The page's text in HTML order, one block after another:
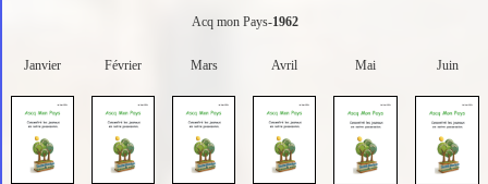
Acq mon Pays-1962
Janvier Février Mars Avril Mai Juin